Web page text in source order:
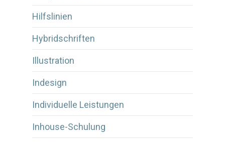
Hilfslinien
Hybridschriften
Illustration
Indesign
Individuelle Leistungen
Inhouse-Schulung